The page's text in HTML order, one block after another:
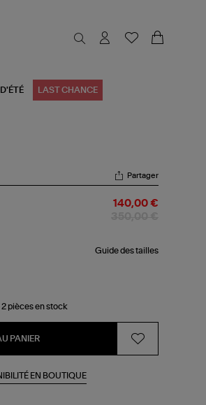
LAST CHANCE
Partager
140,00 €
Guide des tailles
2 pièces en stock
PANIER
EN BOUTIQUE